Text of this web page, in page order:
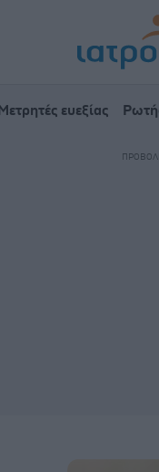
Μετρητές ευεξίας